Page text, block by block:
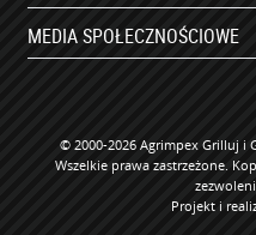
MEDIA SPOŁECZNOŚCIOWE
© 2000-2026 Agrimpex Grilluj i
Wszelkie prawa zastrzeżone.
Projekt i